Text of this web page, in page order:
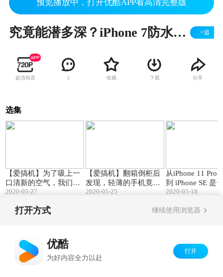
预览播放中，打开优酷APP看高清完整版
究竟能潜多深？iPhone 7防水性能测试@搞机啦字幕组 +追
超清画质 2 收藏 下载 分享
选集
【爱搞机】为了吸上一
口清新的空气，我们花
了一笔大价钱，爽！
2020-05-27
【爱搞机】翻箱倒柜后
发现，轻薄的手机竟这
么难得——一加8评测
2020-05-25
从iPhone 11 Pro
到 iPhone SE 是
样的体验？
2020-05-18
打开方式 继续使用浏览器
优酷
为好内容全力以赴
打开